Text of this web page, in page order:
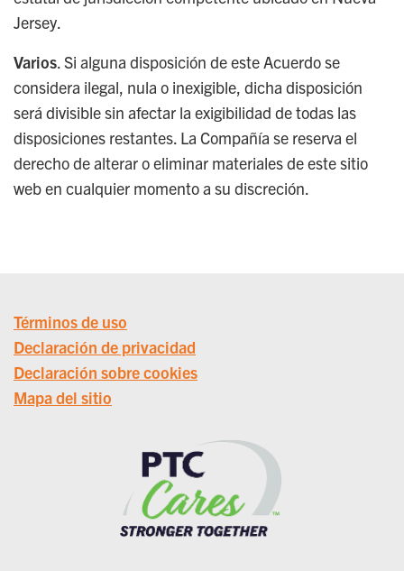
Jersey.
Varios. Si alguna disposición de este Acuerdo se
considera ilegal, nula o inexigible, dicha disposición
será divisible sin afectar la exigibilidad de todas las
disposiciones restantes. La Compañía se reserva el
derecho de alterar o eliminar materiales de este sitio
web en cualquier momento a su discreción.
Términos de uso
Declaración de privacidad
Declaración sobre cookies
Mapa del sitio